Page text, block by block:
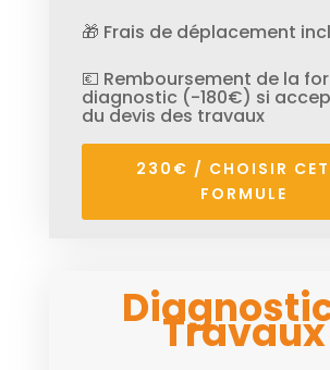
🎁 Frais de déplacement
💶 Remboursement de la
diagnostic (-180€) si
du devis des travaux
230€ / CHOISIR
FORMULE
Travaux